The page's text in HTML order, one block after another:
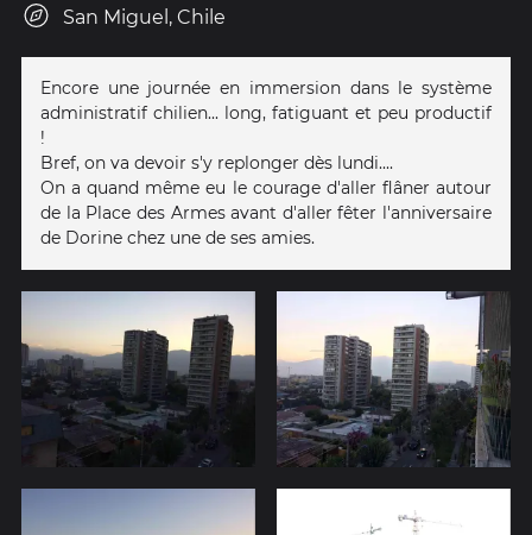
San Miguel, Chile
Encore une journée en immersion dans le système
administratif chilien... long, fatiguant et peu productif
!
Bref, on va devoir s'y replonger dès lundi....
On a quand même eu le courage d'aller flâner autour
de la Place des Armes avant d'aller fêter l'anniversaire
de Dorine chez une de ses amies.